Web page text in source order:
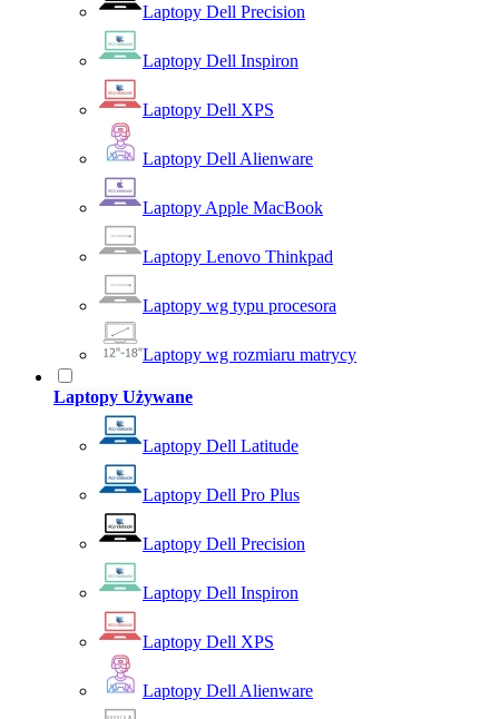
Laptopy Dell Precision
Laptopy Dell Inspiron
Laptopy Dell XPS
Laptopy Dell Alienware
Laptopy Apple MacBook
Laptopy Lenovo Thinkpad
Laptopy wg typu procesora
Laptopy wg rozmiaru matrycy
Laptopy Używane
Laptopy Dell Latitude
Laptopy Dell Pro Plus
Laptopy Dell Precision
Laptopy Dell Inspiron
Laptopy Dell XPS
Laptopy Dell Alienware